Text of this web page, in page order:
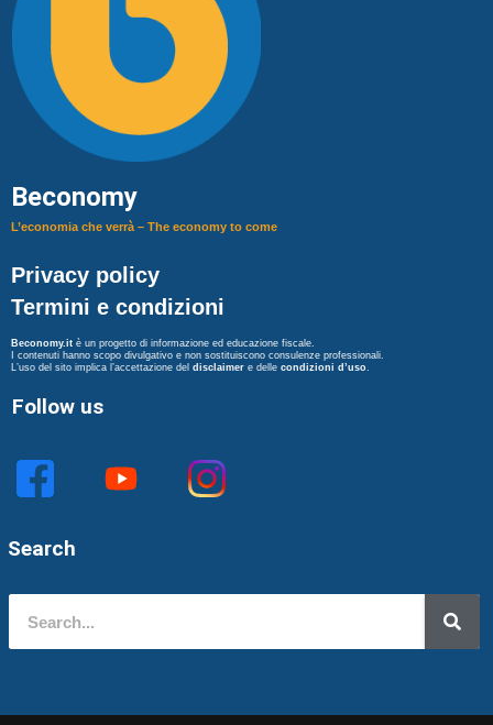
Beconomy
L’economia che verrà – The economy to come
Privacy policy
Termini e condizioni
Beconomy.it è un progetto di informazione ed educazione fiscale.
I contenuti hanno scopo divulgativo e non sostituiscono consulenze professionali.
L’uso del sito implica l’accettazione del disclaimer e delle condizioni d’uso.
Follow us
Search